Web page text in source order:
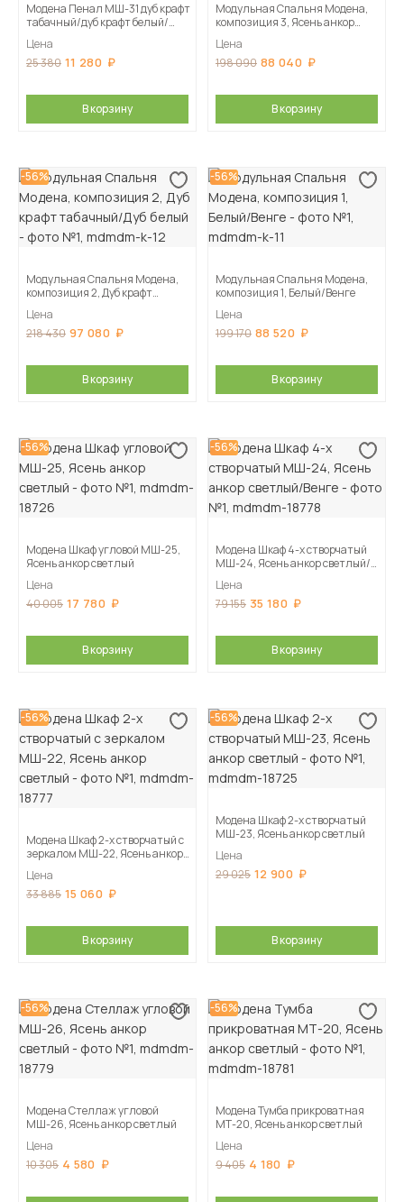
Модена Пенал МШ-31 дуб крафт
табачный/дуб крафт белый/
Цена
25 380 11 280
В корзину
Модульная Спальня Модена,
композиция 3, Ясень анкор
Цена
198 090 88 040
В корзину
-56%
Модульная Спальня Модена,
композиция 2, Дуб крафт
Цена
218 430 97 080
В корзину
-56%
Модульная Спальня Модена,
композиция 1, Белый/Венге
Цена
199 170 88 520
В корзину
-56%
Модена Шкаф угловой МШ-25,
Ясень анкор светлый
Цена
40 005 17 780
В корзину
-56%
Модена Шкаф 4-х створчатый
МШ-24, Ясень анкор светлый/
Цена
79 155 35 180
В корзину
-56%
Модена Шкаф 2-х створчатый с
зеркалом МШ-22, Ясень анкор
Цена
33 885 15 060
В корзину
-56%
Модена Шкаф 2-х створчатый
МШ-23, Ясень анкор светлый
Цена
29 025 12 900
В корзину
-56%
Модена Стеллаж угловой
МШ-26, Ясень анкор светлый
Цена
10 305 4 580
-56%
Модена Тумба прикроватная
МТ-20, Ясень анкор светлый
Цена
9 405 4 180